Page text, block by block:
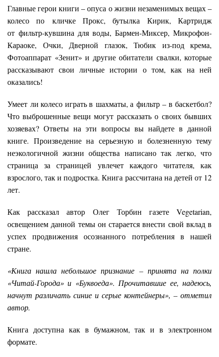
Главные герои книги – опуса о жизни незаменимых вещах –
колесо по кличке Прокс, бутылка Кирик, Картридж
от фильтр-кувшина для воды, Бармен-Миксер, Микрофон-
Караоке, Очки, Дверной глазок, Тюбик из-под крема,
Фотоаппарат «Зенит» и другие обитатели свалки, которые
рассказывают свои личные истории о том, как на ней
оказались!
Умеет ли колесо играть в шахматы, а фильтр – в баскетбол?
Что выброшенные вещи могут рассказать о своих бывших
хозяевах? Ответы на эти вопросы вы найдете в данной
книге. Произведение на серьезную и болезненную тему
неэкологичной жизни общества написано так легко, что
страница за страницей увлечет каждого читателя, как
взрослого, так и подростка. Книга рассчитана на детей от 12
лет.
Как рассказал автор Олег Торбин газете Vegetarian,
освещением данной темы он старается внести свой вклад в
успех продвижения осознанного потребления в нашей
стране.
«Книга нашла небольшое признание – принята на полки
«Читай-Города» и «Буквоеда». Прочитавшие ее, надеюсь,
начнут различать синие и серые контейнеры», – отметил
автор.
Книга доступна как в бумажном, так и в электронном
формате.